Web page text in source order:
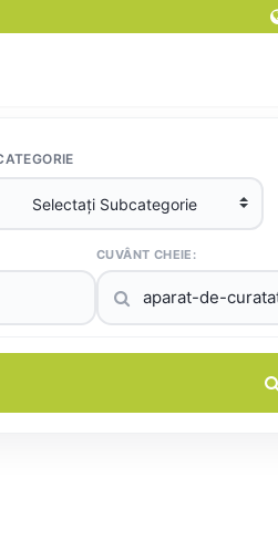
CUVÂNT CHEIE: